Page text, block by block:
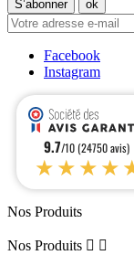
Facebook
Instagram
9.7/10 (24750 avis)
Nos Produits
Nos Produits  